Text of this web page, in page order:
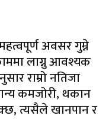
अवसर गुम्ने
लाग्नु आवश्यक
राम्रो नतिजा
कमजोरी, थकान
त्यसैले खानपान र